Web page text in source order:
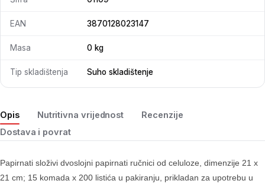
Opis Nutritivna vrijednost
Recenzije
Dostava i povrat
Papirnati složivi dvoslojni papirnati ručnici od celuloze, dimenzije 21 x
21 cm; 15 komada x 200 listića u pakiranju, prikladan za upotrebu u
EAN 3870128023147
Masa 0 kg
Tip skladištenja Suho skladištenje